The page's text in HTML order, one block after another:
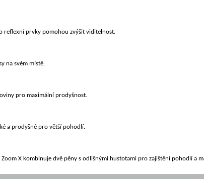
reflexní prvky pomohou zvýšit viditelnost.
na svém místě.
pro maximální prodyšnost.
a prodyšné pro větší pohodlí.
X kombinuje dvě pěny s odlišnými hustotami pro zajištění pohodlí a